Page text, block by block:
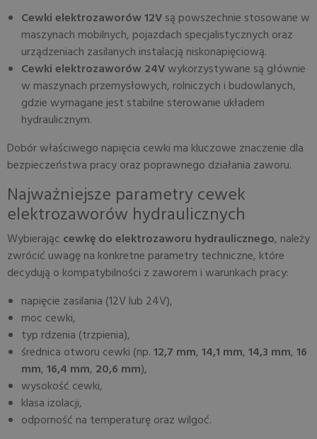
Cewki elektrozaworów 12Vsą powszechnie stosowane w
maszynach mobilnych, pojazdach specjalistycznych oraz
urządzeniach zasilanych instalacją niskonapięciową.
Cewki elektrozaworów 24Vwykorzystywane są głównie
w maszynach przemysłowych, rolniczych i budowlanych,
gdzie wymagane jest stabilne sterowanie układem
hydraulicznym.
Dobór właściwego napięcia cewki ma kluczowe znaczenie dla
bezpieczeństwa pracy oraz poprawnego działania zaworu.
Najważniejsze parametry cewek
elektrozaworów hydraulicznych
Wybierając cewkę do elektrozaworu hydraulicznego, należy
zwrócić uwagę na konkretne parametry techniczne, które
decydują o kompatybilności z zaworem i warunkach pracy:
napięcie zasilania (12V lub 24V),
moc cewki,
typ rdzenia (trzpienia),
średnica otworu cewki (np.12,7 mm,14,1 mm,14,3 mm,16
mm,16,4 mm, 20,6 mm),
wysokość cewki,
klasa izolacji,
odporność na temperaturę oraz wilgoć.